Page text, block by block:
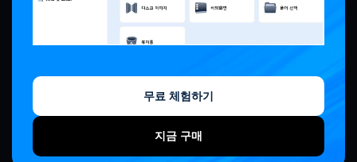
무료 체험하기
지금 구매